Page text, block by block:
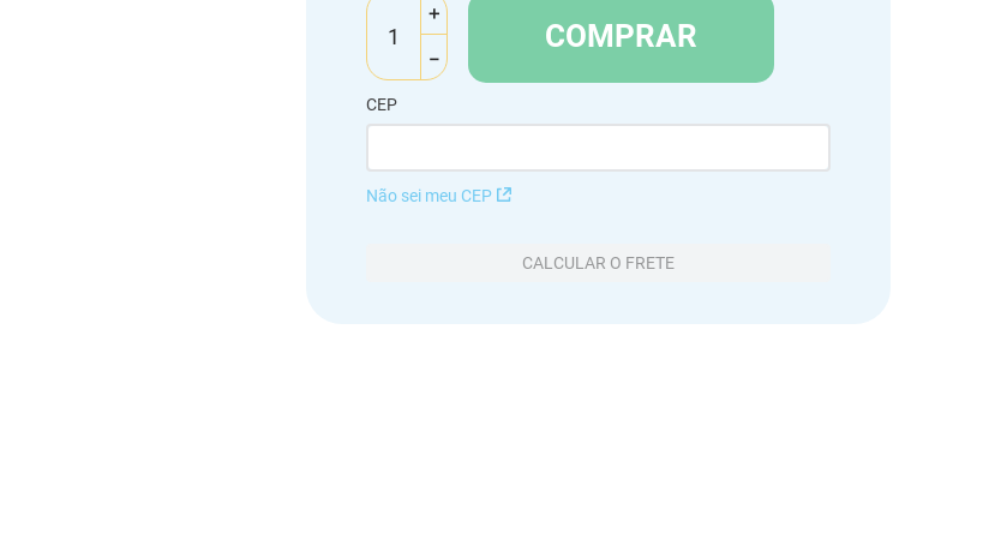
＋
－
COMPRAR
CEP
Não sei meu CEP
CALCULAR O FRETE